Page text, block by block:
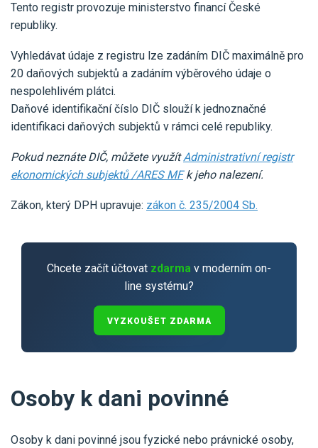
Tento registr provozuje ministerstvo financí České
republiky.
Vyhledávat údaje z registru lze zadáním DIČ maximálně pro
20 daňových subjektů a zadáním výběrového údaje o
nespolehlivém plátci.
Daňové identifikační číslo DIČ slouží k jednoznačné
identifikaci daňových subjektů v rámci celé republiky.
Pokud neznáte DIČ, můžete využítAdministrativní registr
ekonomických subjektů /ARES MFk jeho nalezení.
Zákon, který DPH upravuje: zákon č. 235/2004 Sb.
Chcete začít účtovat zdarma v moderním on-
line systému?
VYZKOUŠET ZDARMA
Osoby k dani povinné
Osoby k dani povinné jsou fyzické nebo právnické osoby,